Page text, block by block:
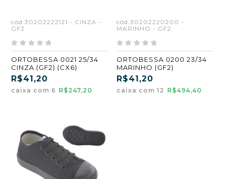
cód:30202222121 - CINZA -
GF2
ORTOBESSA 0021 25/34
CINZA (GF2) (CX6)
R$41,20
caixa com 6 R$247,20
cód:30202220200 -
MARINHO - GF2
ORTOBESSA 0200 23/34
MARINHO (GF2)
R$41,20
caixa com 12 R$494,40